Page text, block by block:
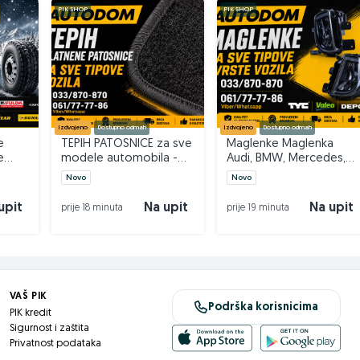
PIK SHOP
Izdvojeno Dostupno odmah
TEPIH PATOSNICE za sve
modele automobila -
AUTODOM
Novo
Na upit
prije 18 minuta
PIK SHOP
Izdvojeno Dostupno odmah
Maglenke Maglenka
Audi, BMW, Mercedes,
VW, Skoda - AUTODOM
Novo
Na upit
prije 19 minuta
VAŠ PIK
PIK kredit
Sigurnost i zaštita
Privatnost podataka
Podrška korisnicima